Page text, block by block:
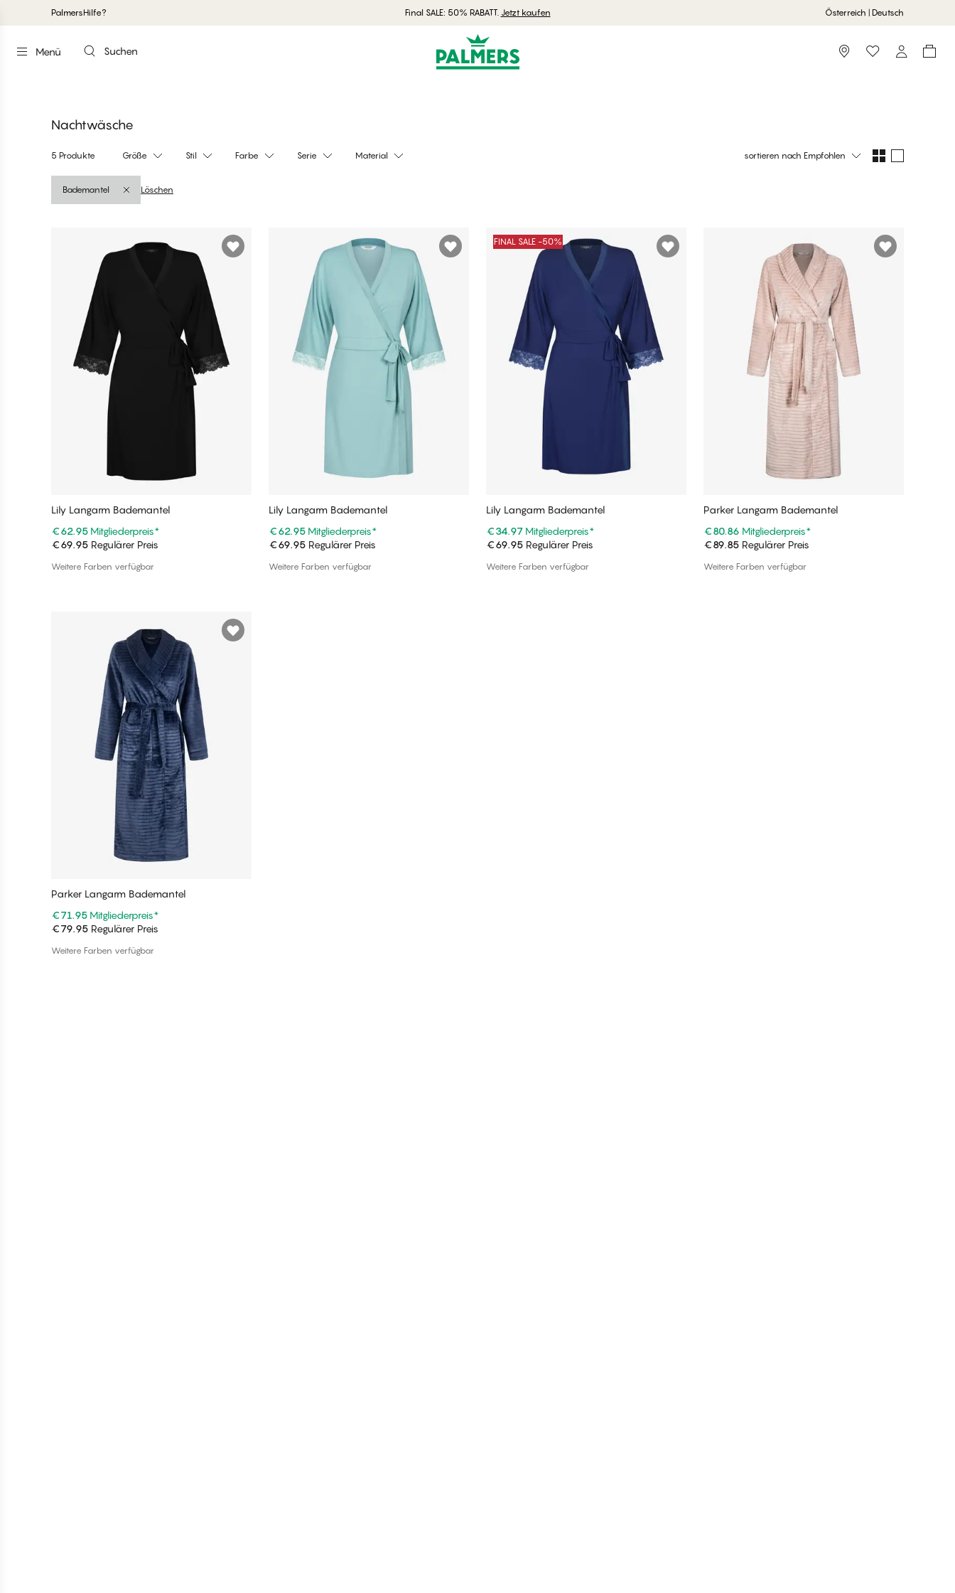
PalmersHilfe? Final SALE: 50% RABATT. Jetzt kaufen Österreich | Deutsch
Menü Suchen Storefinder
Tops Shoppen Nachthemd Shoppen Pyjamas Shoppen
Nachtwäsche
5 Produkte Größe Stil Farbe Serie Material sortieren nach Empfohlen
Bademantel Löschen
Lily Langarm Bademantel
€62.95 Mitgliederpreis*
€69.95 Regulärer Preis
Weitere Farben verfügbar
Lily Langarm Bademantel
€62.95 Mitgliederpreis*
€69.95 Regulärer Preis
Weitere Farben verfügbar
FINAL SALE -50%
Lily Langarm Bademantel
€34.97 Mitgliederpreis*
€69.95 Regulärer Preis
Weitere Farben verfügbar
Parker Langarm Bademantel
€80.86 Mitgliederpreis*
€89.85 Regulärer Preis
Weitere Farben verfügbar
Parker Langarm Bademantel
€71.95 Mitgliederpreis*
€79.95 Regulärer Preis
Weitere Farben verfügbar